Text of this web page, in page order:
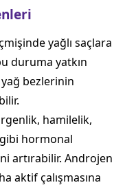
yağlı saçlara
duruma yatkın
yağ bezlerinin
hamilelik,
hormonal
artırabilir. Androjen
aktif çalışmasına